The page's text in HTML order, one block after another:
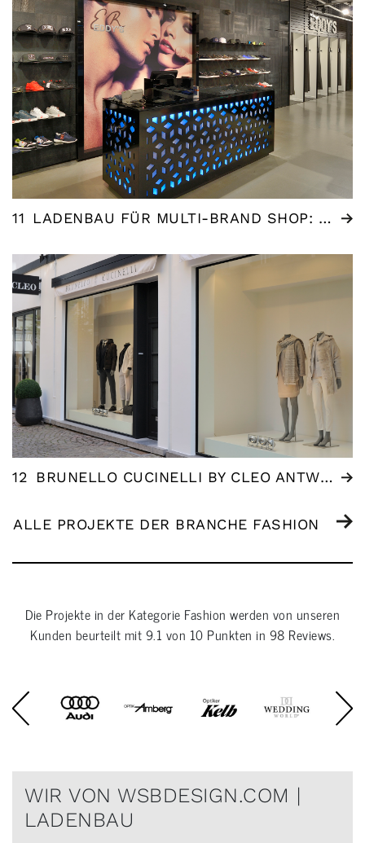
11 LADENBAU FÜR MULTI-BRAND SHOP: EDDY`S MODE
12 BRUNELLO CUCINELLI BY CLEO ANTWERPEN
ALLE PROJEKTE DER BRANCHE FASHION
Die Projekte in der Kategorie Fashion werden von unseren
Kunden beurteilt mit9.1 von 10 Punkten in 98 Reviews.
WIR VON WSBDESIGN.COM |
LADENBAU